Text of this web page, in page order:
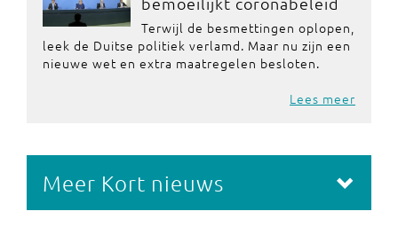
Terwijl de besmettingen oplopen,
leek de Duitse politiek verlamd. Maar nu zijn een
nieuwe wet en extra maatregelen besloten.
Lees meer
Meer Kort nieuws